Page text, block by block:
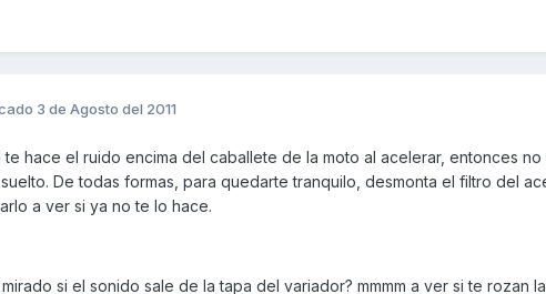
3 de Agosto del 2011
te hace el ruido encima del caballete de la moto al acelerar, entonces
De todas formas, para quedarte tranquilo, desmonta el filtro del
a ver si ya no te lo hace.
mirado si el sonido sale de la tapa del variador? mmmm a ver si te rozan